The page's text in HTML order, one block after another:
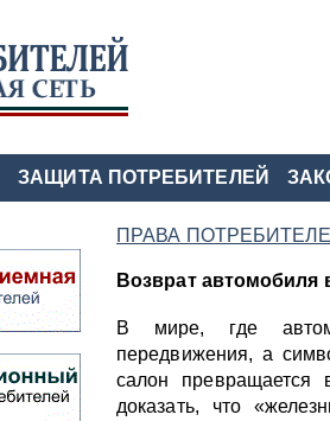
ЗАЩИТА ПОТРЕБИТЕЛЕЙ
ПРАВА
Возврат
В мире, где
передвижения, а
салон превращается
доказать, что